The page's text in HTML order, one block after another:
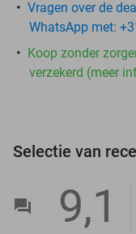
Vragen over de
WhatsApp met:
Koop zonder
verzekerd (meer
Selectie van
9,1